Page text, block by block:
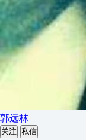
郭远林
关注 私信